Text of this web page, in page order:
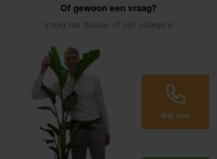
Of gewoon een vraag?
Vraag het Wouter of zijn collega's!
Bel ons